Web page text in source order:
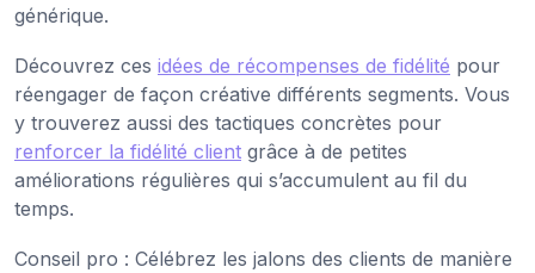
générique.
Découvrez ces idées de récompenses de fidélité pour
réengager de façon créative différents segments. Vous
y trouverez aussi des tactiques concrètes pour
renforcer la fidélité client grâce à de petites
améliorations régulières qui s’accumulent au fil du
temps.
Conseil pro : Célébrez les jalons des clients de manière